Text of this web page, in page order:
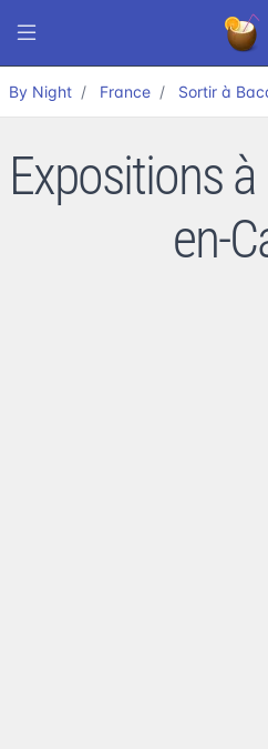
By Night France Sortir à
Expositions
en-